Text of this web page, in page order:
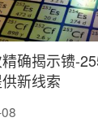
确揭示镄-
新线索